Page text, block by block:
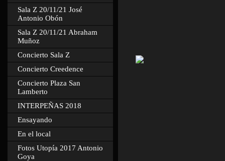
Sala Z 20/11/21 José
Antonio Obón
Sala Z 20/11/21 Abraham
Muñoz
Concierto Sala Z
Concierto Creedence
Concierto Plaza San
Lamberto
INTERPEÑAS 2018
Ensayando
En el local
Fotos Utopía 2017 Antonio
Goya